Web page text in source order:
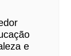
e